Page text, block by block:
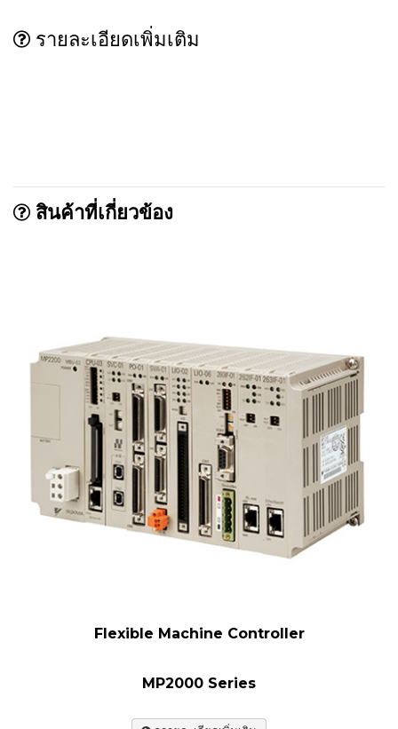
รายละเอียดเพิ่มเติม
สินค้าที่เกี่ยวข้อง
Flexible Machine Controller
MP2000 Series